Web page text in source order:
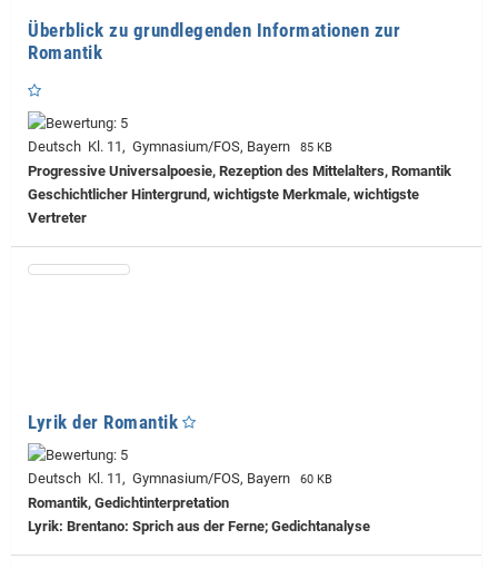
Überblick zu grundlegenden Informationen zur
Romantik
Deutsch Kl. 11, Gymnasium/FOS, Bayern 85 KB
Progressive Universalpoesie, Rezeption des Mittelalters, Romantik
Geschichtlicher Hintergrund, wichtigste Merkmale, wichtigste
Vertreter
Lyrik der Romantik
Deutsch Kl. 11, Gymnasium/FOS, Bayern 60 KB
Romantik, Gedichtinterpretation
Lyrik: Brentano: Sprich aus der Ferne; Gedichtanalyse